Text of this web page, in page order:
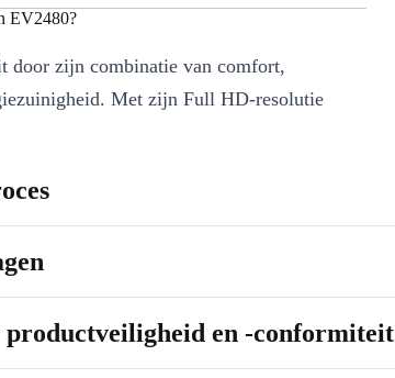
EV2480?
door zijn combinatie van comfort,
Met zijn Full HD-resolutie
scherpe details en natuurgetrouwe
als je samenwerkt of presenteert.
Pas hoogte, kanteling en draaistand eenvoudig aan.
: Sluit moeiteloos laptops, pc’s of accessoires aan
en USB-A poorten.
en -conformiteit